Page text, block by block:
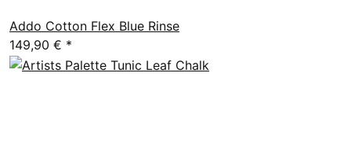
Addo Cotton Flex Blue Rinse
149,90 € *